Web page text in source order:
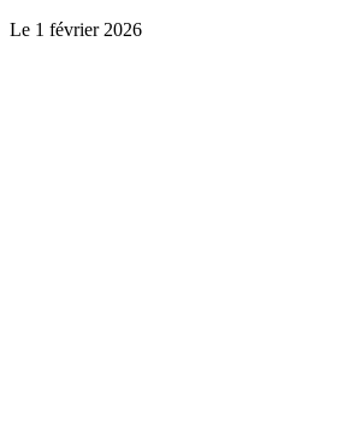
Le 1 février 2026